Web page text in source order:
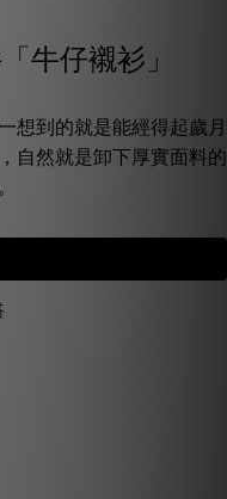
牛仔襯衫」
想到的就是能經得起歲月
自然就是卸下厚實面料的